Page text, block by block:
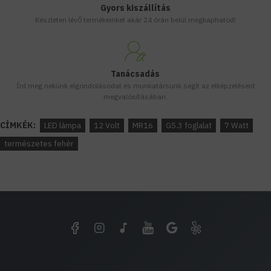
Gyors kiszállítás
Készleten lévő termékeinket akár 24 órán belül megkaphatod!
Tanácsadás
Írd meg nekünk elgondolásodat és munkatársunk segít az elképzeléseid
megvalósításában.
CÍMKÉK: LED lámpa 12 Volt MR16 G5.3 foglalat
7 Watt
természetes fehér